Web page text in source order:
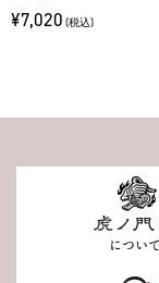
¥7,020 (税込)
について